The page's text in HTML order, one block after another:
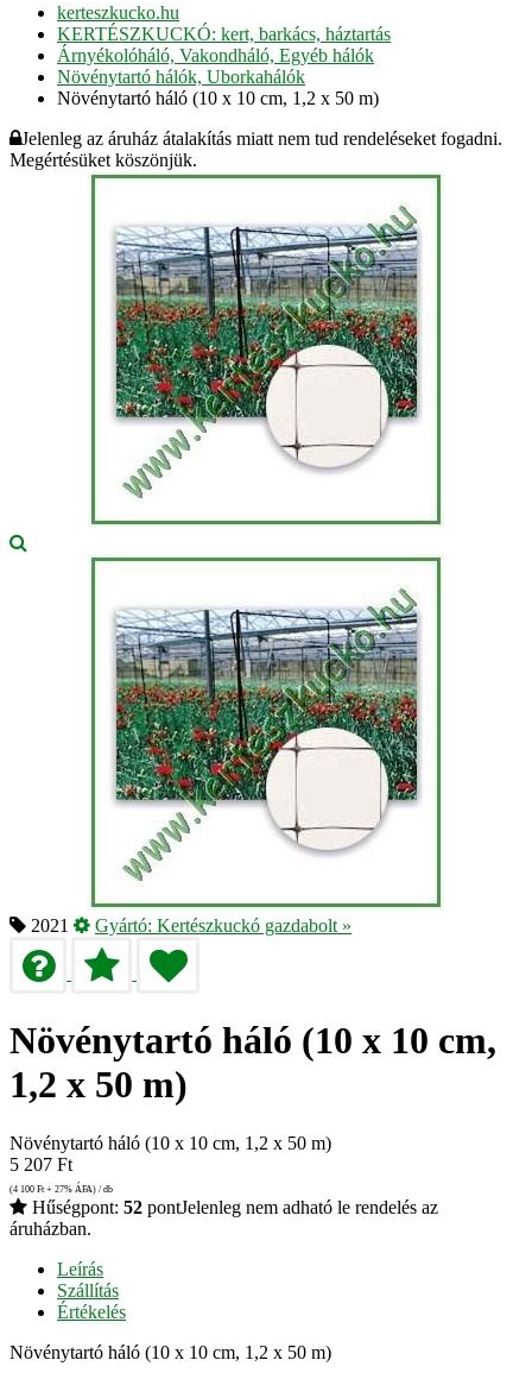
kerteszkucko.hu
KERTÉSZKUCKÓ: kert, barkács, háztartás
Árnyékolóháló, Vakondháló, Egyéb hálók
Növénytartó hálók, Uborkahálók
Növénytartó háló (10 x 10 cm, 1,2 x 50 m)
Jelenleg az áruház átalakítás miatt nem tud rendeléseket fogadni.
Megértésüket köszönjük.
2021 Gyártó: Kertészkuckó gazdabolt »
Növénytartó háló (10 x 10 cm,
1,2 x 50 m)
Növénytartó háló (10 x 10 cm, 1,2 x 50 m)
5 207 Ft
(4 100 Ft + 27% ÁFA) / db
Hűségpont: 52 pontJelenleg nem adható le rendelés az
áruházban.
Leírás
Szállítás
Értékelés
Növénytartó háló (10 x 10 cm, 1,2 x 50 m)